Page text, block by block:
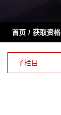
首页 获取资格
子栏目